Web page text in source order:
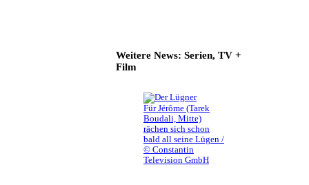
Weitere News: Serien, TV +
Film
Für Jérôme (Tarek
Boudali, Mitte)
rächen sich schon
bald all seine Lügen /
© Constantin
Television GmbH